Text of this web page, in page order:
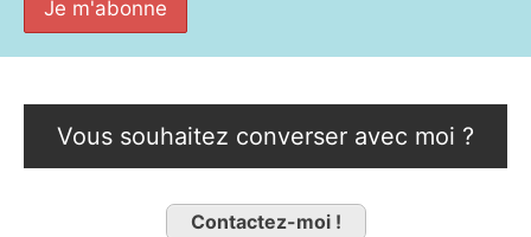
Vous souhaitez converser avec moi ?
Contactez-moi !